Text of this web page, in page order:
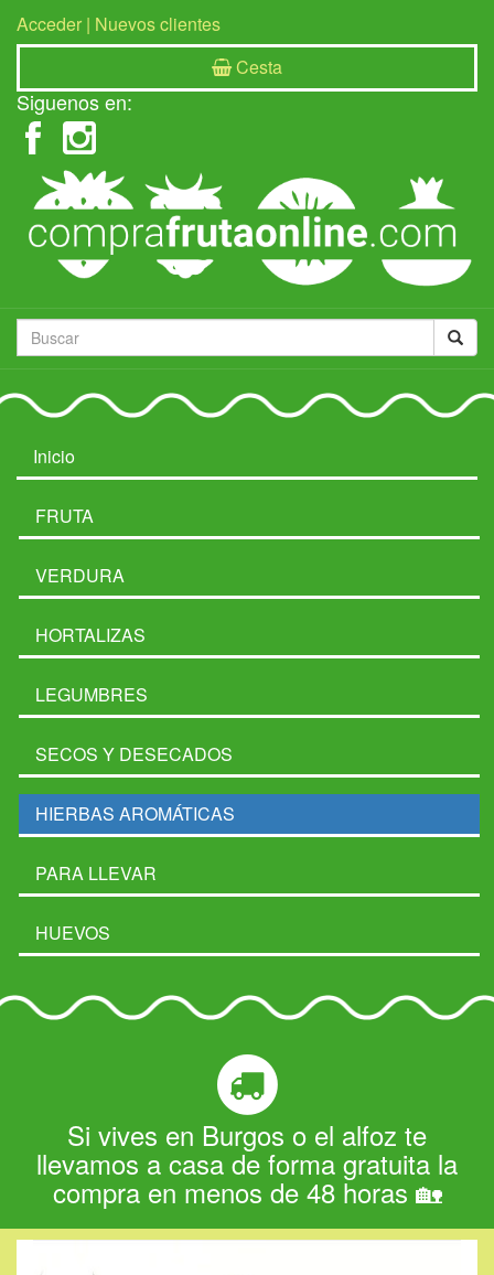
Acceder | Nuevos clientes
Cesta
Siguenos en:
Inicio
FRUTA
VERDURA
HORTALIZAS
LEGUMBRES
SECOS Y DESECADOS
HIERBAS AROMÁTICAS
PARA LLEVAR
HUEVOS
Si vives en Burgos o el alfoz te
llevamos a casa de forma gratuita la
compra en menos de 48 horas 🏡